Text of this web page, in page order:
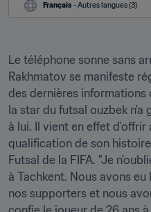
Français - Autres langues (3)
Le téléphone sonne sans
Rakhmatov se manifeste
des dernières informations
la star du futsal ouzbek
à lui. Il vient en effet d'offrir
qualification de son
Futsal de la FIFA. "Je
à Tachkent. Nous avons
nos supporters et nous